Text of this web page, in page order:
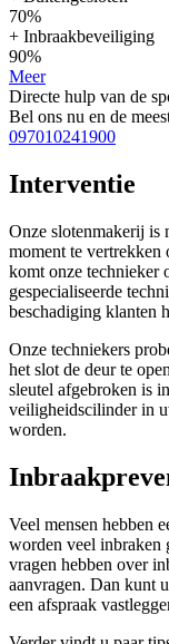
70%
+ Inbraakbeveiliging
90%
Meer
Directe hulp van de
Bel ons nu en de
097010241900
Interventie
Onze slotenmakerij is
moment te
komt onze technieker
gespecialiseerde
beschadiging klanten
Onze techniekers
het slot de deur te
sleutel afgebroken is
veiligheidscilinder in
worden.
Veel mensen hebben
worden veel inbraken
vragen hebben over
aanvragen. Dan kunt
een afspraak